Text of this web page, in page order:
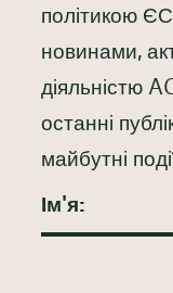
політикою
новинами,
діяльністю
останні
майбутні